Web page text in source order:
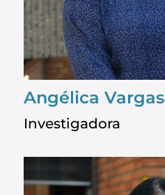
Angélica Vargas
Investigadora